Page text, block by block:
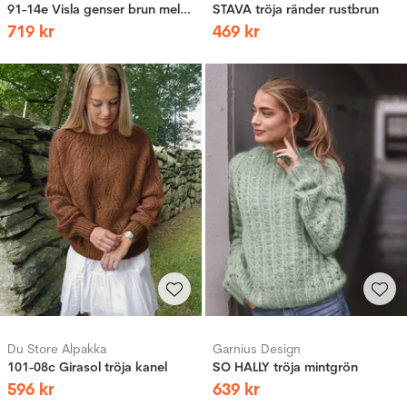
91-14e Visla genser brun melert
719 kr
STAVA tröja ränder rustbrun
469 kr
Du Store Alpakka
101-08c Girasol tröja kanel
596 kr
Garnius Design
SO HALLY tröja mintgrön
639 kr